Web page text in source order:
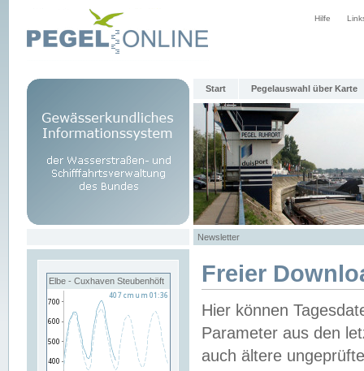
Hilfe
Start Pegelauswahl über Karte
Newsletter
Elbe - Cuxhaven Steubenhöft Freier
Hier können
Parameter aus den
auch ältere